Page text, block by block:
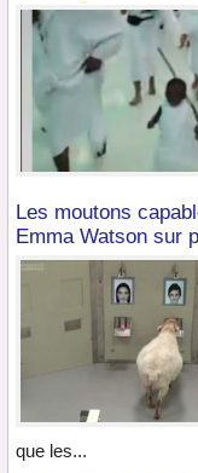
Les moutons
Emma Watson sur
que les...